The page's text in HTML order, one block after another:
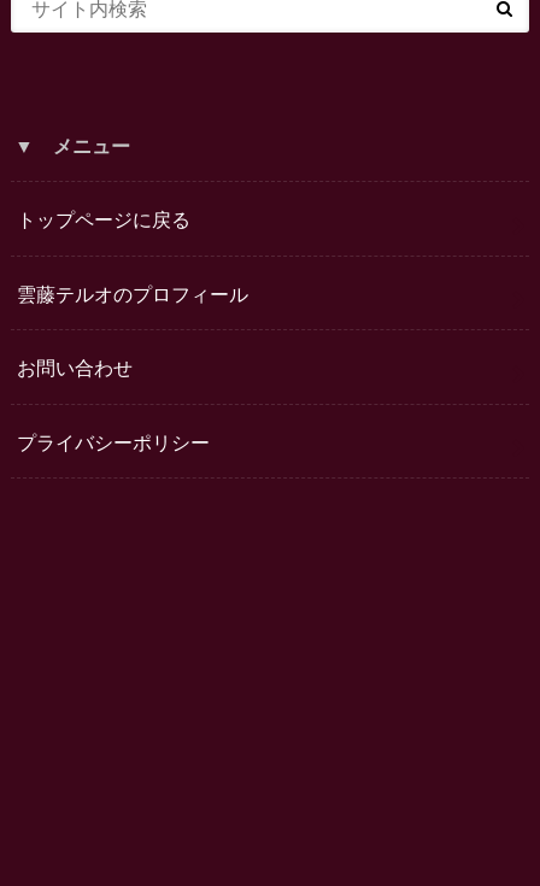
▼ メニュー
トップページに戻る
雲藤テルオのプロフィール
お問い合わせ
プライバシーポリシー